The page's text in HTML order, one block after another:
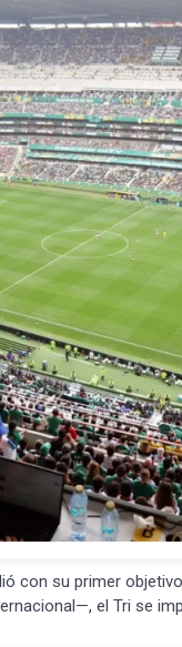
con su primer
el Tri se